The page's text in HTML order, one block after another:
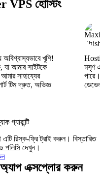
VPS হোস্টিং
খুশি!
যা আমার সাইটকে
সাহায্যের
টিম দ্রুত, অভিজ্ঞ
মসৃণ
গ্যারান্টি
এটি রিস্ক-ফ্রি ট্রাই করুন। বিস্তারিত
পলিসিদেখুন।
এক্সপ্লোর করুন